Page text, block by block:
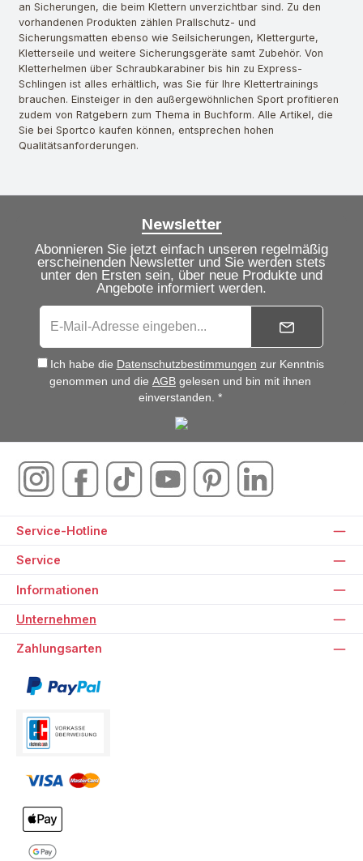
an Sicherungen, die beim Klettern unverzichtbar sind. Zu den
vorhandenen Produkten zählen Prallschutz- und
Sicherungsmatten ebenso wie Seilsicherungen, Klettergurte,
Kletterseile und weitere Sicherungsgeräte samt Zubehör. Von
Kletterhelmen über Schraubkarabiner bis hin zu Express-
Schlingen ist alles erhältlich, was Sie für Ihre Klettertrainings
brauchen. Einsteiger in den außergewöhnlichen Sport profitieren
zudem von Ratgebern zum Thema in Buchform. Alle Artikel, die
Sie bei Sportco kaufen können, entsprechen hohen
Qualitätsanforderungen.
Newsletter
Abonnieren Sie jetzt einfach unseren regelmäßig
erscheinenden Newsletter und Sie werden stets
unter den Ersten sein, über neue Produkte und
Angebote informiert werden.
Ich habe die Datenschutzbestimmungen zur Kenntnis
genommen und die AGB gelesen und bin mit ihnen
einverstanden. *
Service-Hotline
Service
Informationen
Unternehmen
Zahlungsarten